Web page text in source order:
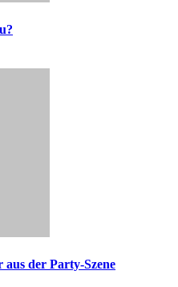
aus der Party-Szene